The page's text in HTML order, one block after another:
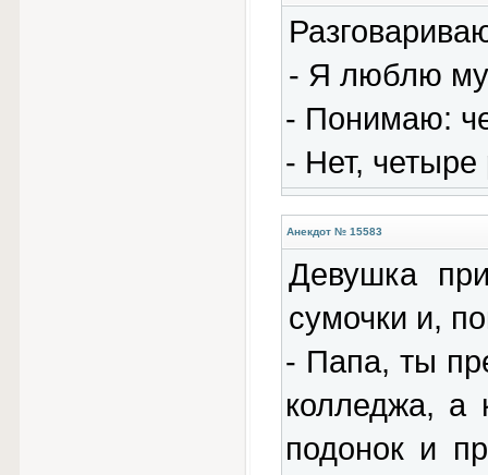
- Я люблю
- Понимаю:
- Нет, четыре
Анекдот № 15583
Девушка
сумочки и,
- Папа, ты
колледжа, а
подонок и